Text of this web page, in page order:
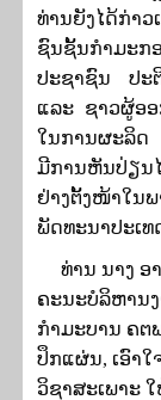
ທ່ານຍັງໄດ້ກ່າວ
ຊົນຊັ້ນກຳມະກ
ປະຊາຊົນ ປະ
ແລະ ຊາວຜູ້ອອ
ໃນການຜະລິດ
ມີການຫັນປ່ຽ
ຢ່າງຕັ້ງໜ້າໃ
ພັດທະນາປະເ
ທ່ານ ນາງ ອ
ຄະນະບໍລິຫານ
ກຳມະບານ ຄຕ
ປຶກແຜ່ນ, ເອົາ
ວິຊາສະເພາະ